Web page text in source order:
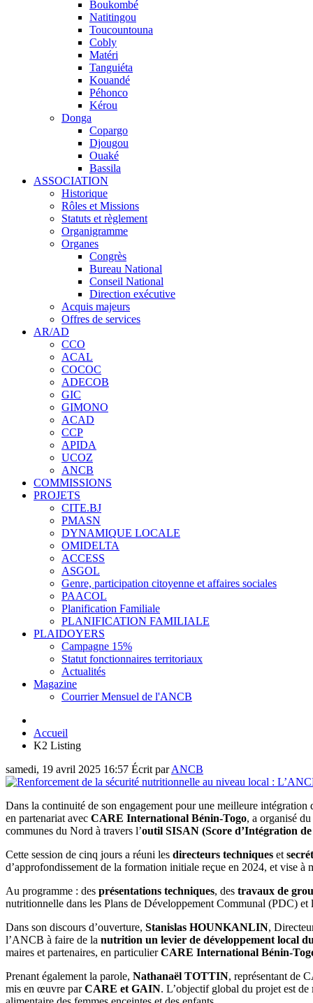
Boukombé
Natitingou
Toucountouna
Cobly
Matéri
Tanguiéta
Kouandé
Péhonco
Kérou
Donga
Copargo
Djougou
Ouaké
Bassila
ASSOCIATION
Historique
Rôles et Missions
Statuts et règlement
Organigramme
Organes
Congrès
Bureau National
Conseil National
Direction exécutive
Acquis majeurs
Offres de services
AR/AD
CCO
ACAL
COCOC
ADECOB
GIC
GIMONO
ACAD
CCP
APIDA
UCOZ
ANCB
COMMISSIONS
PROJETS
CITE.BJ
PMASN
DYNAMIQUE LOCALE
OMIDELTA
ACCESS
ASGOL
Genre, participation citoyenne et affaires sociales
PAACOL
Planification Familiale
PLANIFICATION FAMILIALE
PLAIDOYERS
Campagne 15%
Statut fonctionnaires territoriaux
Actualités
Magazine
Courrier Mensuel de l'ANCB
Accueil
K2 Listing
samedi, 19 avril 2025 16:57 Écrit parANCB
Dans la continuité de son engagement pour une meilleure
en partenariat avec CARE International Bénin-Togo, a organisé du
communes du Nord à travers l’outil SISAN (Score d’Intégration
Cette session de cinq jours a réuni les directeurs techniques et
d’approfondissement de la formation initiale reçue en 2024, et vise
Au programme : des présentations techniques, des travaux de
nutritionnelle dans les Plans de Développement Communal (PDC) et
Dans son discours d’ouverture, Stanislas HOUNKANLIN,
l’ANCB à faire de la nutrition un levier de développement local
maires et partenaires, en particulierCARE International Bénin-
Prenant également la parole, Nathanaël TOTTIN, représentant de
mis en œuvre parCARE et GAIN. L’objectif global du projet est de